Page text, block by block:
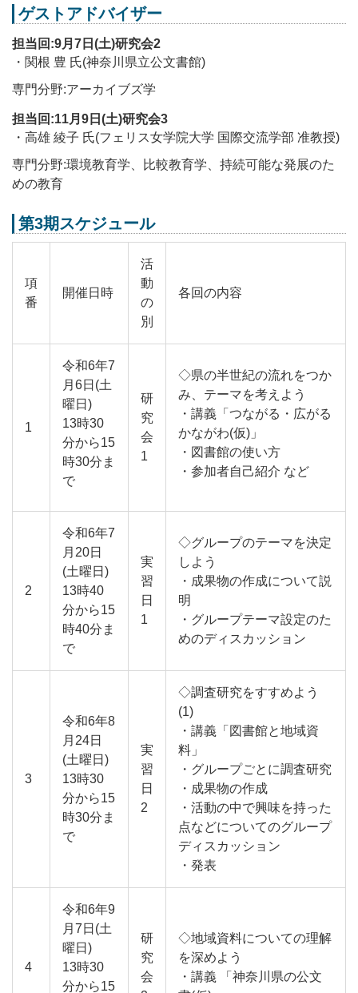
ゲストアドバイザー
担当回:9月7日(土)研究会2
・関根 豊 氏(神奈川県立公文書館)
専門分野:アーカイブズ学
担当回:11月9日(土)研究会3
・高雄 綾子 氏(フェリス女学院大学 国際交流学部 准教授)
専門分野:環境教育学、比較教育学、持続可能な発展のた
めの教育
第3期スケジュール
項
番
開催日時
活
動
の
別
各回の内容
1
令和6年7
月6日(土
曜日)
13時30
分から15
時30分ま
で
研
究
会
1
◇県の半世紀の流れをつか
み、テーマを考えよう
・講義「つながる・広がる
かながわ(仮)」
・図書館の使い方
・参加者自己紹介 など
2
令和6年7
月20日
(土曜日)
13時40
分から15
時40分ま
で
実
習
日
1
◇グループのテーマを決定
しよう
・成果物の作成について説
明
・グループテーマ設定のた
めのディスカッション
3
令和6年8
月24日
(土曜日)
13時30
分から15
時30分ま
で
実
習
日
2
◇調査研究をすすめよう
(1)
・講義「図書館と地域資
料」
・グループごとに調査研究
・成果物の作成
・活動の中で興味を持った
点などについてのグループ
ディスカッション
・発表
4
令和6年9
月7日(土
曜日)
13時30
分から15
研
究
会
◇地域資料についての理解
を深めよう
・講義 「神奈川県の公文